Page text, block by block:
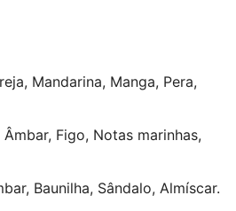
Mandarina, Manga, Pera,
Âmbar, Figo, Notas marinhas,
Baunilha, Sândalo, Almíscar.